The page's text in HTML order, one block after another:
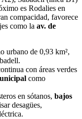
es Rodalies en
compacidad, favorece
como la av. de
urbano de 0,93 km²,
con áreas verdes
como
en sótanos, bajos
desagües,